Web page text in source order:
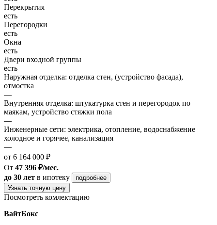
Перекрытия
есть
Перегородки
есть
Окна
есть
Двери входной группы
есть
Наружная отделка: отделка стен, (устройство фасада),
отмостка
—
Внутренняя отделка: штукатурка стен и перегородок по
маякам, устройство стяжки пола
—
Инженерные сети: электрика, отопление, водоснабжение
холодное и горячее, канализация
—
от 6 164 000 ₽
От 47 396 ₽/мес.
до 30 лет в ипотеку
подробнее
Узнать точную цену
Посмотреть комлектацию
ВайтБокс